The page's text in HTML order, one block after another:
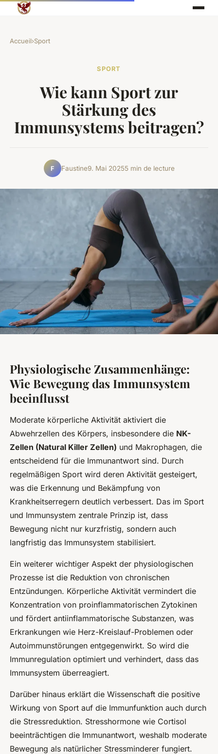
Accueil›Sport
SPORT
Wie kann Sport zur
Stärkung des
Immunsystems beitragen?
F Faustine9. Mai 20255 min de lecture
Physiologische Zusammenhänge:
Wie Bewegung das Immunsystem
beeinflusst
Moderate körperliche Aktivität aktiviert die
Abwehrzellen des Körpers, insbesondere die NK-
Zellen (Natural Killer Zellen) und Makrophagen, die
entscheidend für die Immunantwort sind. Durch
regelmäßigen Sport wird deren Aktivität gesteigert,
was die Erkennung und Bekämpfung von
Krankheitserregern deutlich verbessert. Das im Sport
und Immunsystem zentrale Prinzip ist, dass
Bewegung nicht nur kurzfristig, sondern auch
langfristig das Immunsystem stabilisiert.
Ein weiterer wichtiger Aspekt der physiologischen
Prozesse ist die Reduktion von chronischen
Entzündungen. Körperliche Aktivität vermindert die
Konzentration von proinflammatorischen Zytokinen
und fördert antiinflammatorische Substanzen, was
Erkrankungen wie Herz-Kreislauf-Problemen oder
Autoimmunstörungen entgegenwirkt. So wird die
Immunregulation optimiert und verhindert, dass das
Immunsystem überreagiert.
Darüber hinaus erklärt die Wissenschaft die positive
Wirkung von Sport auf die Immunfunktion auch durch
die Stressreduktion. Stresshormone wie Cortisol
beeinträchtigen die Immunantwort, weshalb moderate
Bewegung als natürlicher Stressminderer fungiert.